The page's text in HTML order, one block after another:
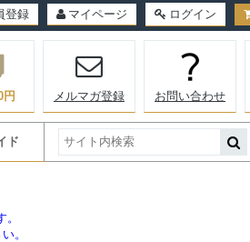
登録 マイページ ログイン
円 メルマガ登録 お問い合わせ
ド
。